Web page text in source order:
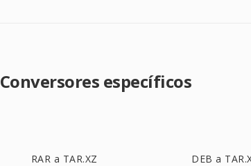
Conversores específicos
RAR a TAR.XZ DEB a